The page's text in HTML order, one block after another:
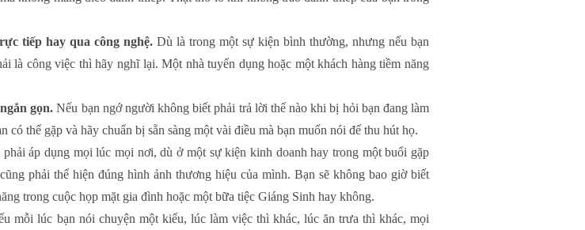
tiếp hay qua công nghệ. Dù là trong một sự kiện bình thường, nhưng nếu bạn
là công việc thì hãy nghĩ lại. Một nhà tuyển dụng hoặc một khách hàng tiềm năng
gọn. Nếu bạn ngớ người không biết phải trả lời thế nào khi bị hỏi bạn đang làm
thể gặp và hãy chuẩn bị sẵn sàng một vài điều mà bạn muốn nói để thu hút họ.
áp dụng mọi lúc mọi nơi, dù ở một sự kiện kinh doanh hay trong một buổi gặp
phải thể hiện đúng hình ảnh thương hiệu của mình. Bạn sẽ không bao giờ biết
trong cuộc họp mặt gia đình hoặc một bữa tiệc Giáng Sinh hay không.
mỗi lúc bạn nói chuyện một kiểu, lúc làm việc thì khác, lúc ăn trưa thì khác, mọi